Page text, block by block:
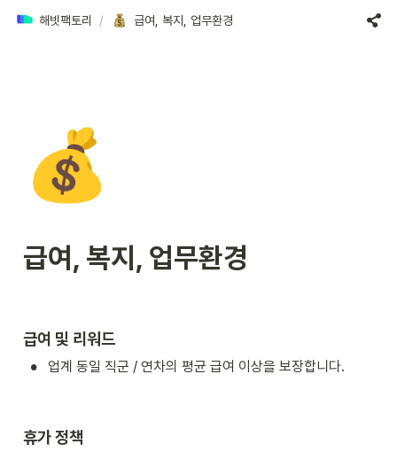
해빗팩토리 / 급여, 복지, 업무환경
💰
급여, 복지, 업무환경
급여 및 리워드
• 업계 동일 직군 / 연차의 평균 급여 이상을 보장합니다.
휴가 정책